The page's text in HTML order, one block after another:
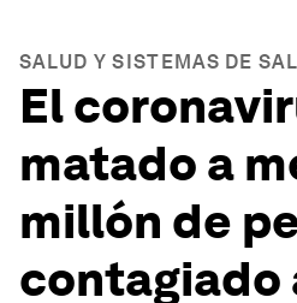
SALUD Y SISTEMAS DE
El
matado a
millón de
contagiado